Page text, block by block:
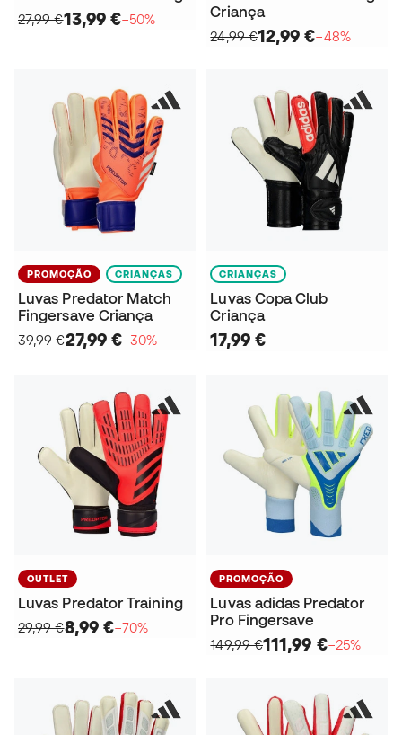
27,99 €13,99 €−50%
Criança
24,99 €12,99 €−48%
PROMOÇÃO CRIANÇAS
Luvas Predator Match
Fingersave Criança
39,99 €27,99 €−30%
CRIANÇAS
Luvas Copa Club
Criança
17,99 €
OUTLET
Luvas Predator Training
29,99 €8,99 €−70%
PROMOÇÃO
Luvas adidas Predator
Pro Fingersave
149,99 €111,99 €−25%